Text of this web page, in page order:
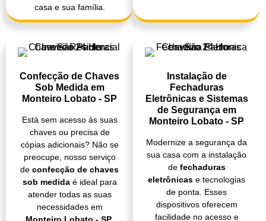
casa e sua família.
Confecção de Chaves
Sob Medida em
Monteiro Lobato - SP
Está sem acesso às suas
chaves ou precisa de
cópias adicionais? Não se
preocupe, nosso serviço
de confecção de chaves
sob medidaé ideal para
atender todas as suas
necessidades em
Monteiro Lobato - SP.
Instalação de
Fechaduras
Eletrônicas e Sistemas
de Segurança em
Monteiro Lobato - SP
Modernize a segurança da
sua casa com a instalação
de fechaduras
eletrônicas e tecnologias
de ponta. Esses
dispositivos oferecem
facilidade no acesso e